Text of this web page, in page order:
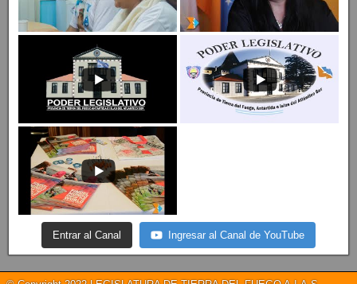
Entrar al Canal Ingresar al Canal de YouTube